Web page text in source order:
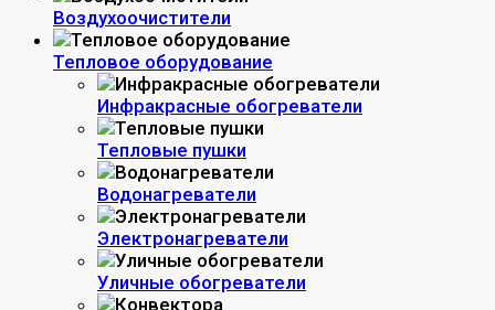
Воздухоочистители
Тепловое оборудование
Инфракрасные обогреватели
Тепловые пушки
Водонагреватели
Электронагреватели
Уличные обогреватели